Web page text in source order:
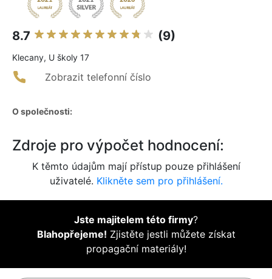
8.7 (9)
Klecany, U školy 17
Zobrazit telefonní číslo
O společnosti:
Zdroje pro výpočet hodnocení:
K těmto údajům mají přístup pouze přihlášení
uživatelé. Klikněte sem pro přihlášení.
Jste majitelem této firmy?
Blahopřejeme! Zjistěte jestli můžete získat
propagační materiály!